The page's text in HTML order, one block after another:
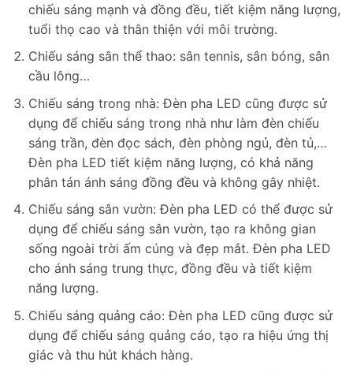
chiếu sáng mạnh và đồng đều, tiết kiệm năng lượng,
tuổi thọ cao và thân thiện với môi trường.
Chiếu sáng sân thể thao: sân tennis, sân bóng, sân
cầu lông…
Chiếu sáng trong nhà: Đèn pha LED cũng được sử
dụng để chiếu sáng trong nhà như làm đèn chiếu
sáng trần, đèn đọc sách, đèn phòng ngủ, đèn tủ,…
Đèn pha LED tiết kiệm năng lượng, có khả năng
phân tán ánh sáng đồng đều và không gây nhiệt.
Chiếu sáng sân vườn: Đèn pha LED có thể được sử
dụng để chiếu sáng sân vườn, tạo ra không gian
sống ngoài trời ấm cúng và đẹp mắt. Đèn pha LED
cho ánh sáng trung thực, đồng đều và tiết kiệm
năng lượng.
Chiếu sáng quảng cáo: Đèn pha LED cũng được sử
dụng để chiếu sáng quảng cáo, tạo ra hiệu ứng thị
giác và thu hút khách hàng.